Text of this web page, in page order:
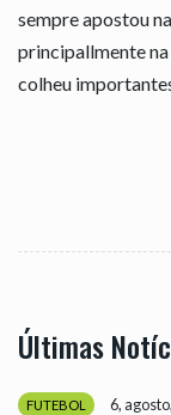
sempre apostou
principallmente na
colheu
Últimas
FUTEBOL 6,